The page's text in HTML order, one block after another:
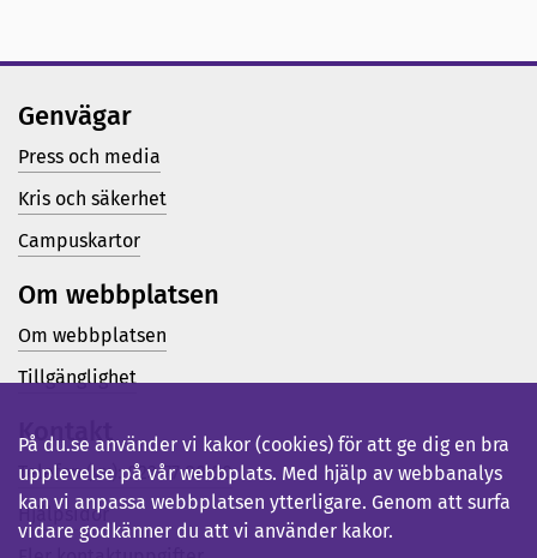
Genvägar
Press och media
Kris och säkerhet
Campuskartor
Om webbplatsen
Om webbplatsen
Tillgänglighet
Kontakt
Telefon (vx): 023-77 80 00
Hjälpsidor
På du.se använder vi kakor (cookies) för att ge dig en bra
upplevelse på vår webbplats. Med hjälp av webbanalys
kan vi anpassa webbplatsen ytterligare. Genom att surfa
vidare godkänner du att vi använder kakor.